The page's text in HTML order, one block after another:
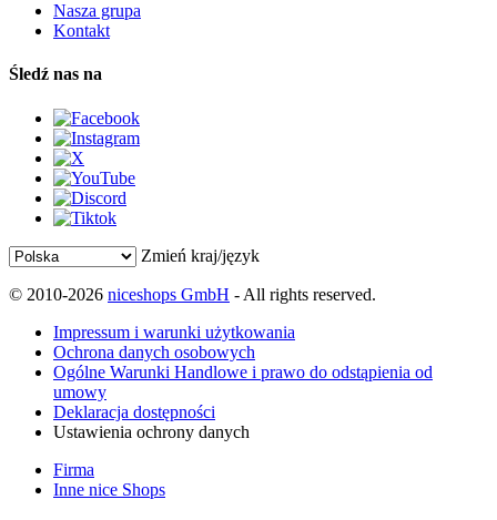
Nasza grupa
Kontakt
Śledź nas na
Zmień kraj/język
© 2010-2026 niceshops GmbH - All rights reserved.
Impressum i warunki użytkowania
Ochrona danych osobowych
Ogólne Warunki Handlowe i prawo do odstąpienia od
umowy
Deklaracja dostępności
Ustawienia ochrony danych
Firma
Inne nice Shops